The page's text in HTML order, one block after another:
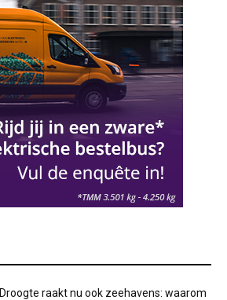
Droogte raakt nu ook zeehavens: waarom